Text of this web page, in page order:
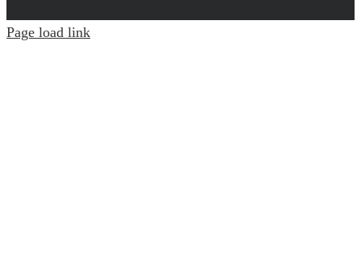
Page load link